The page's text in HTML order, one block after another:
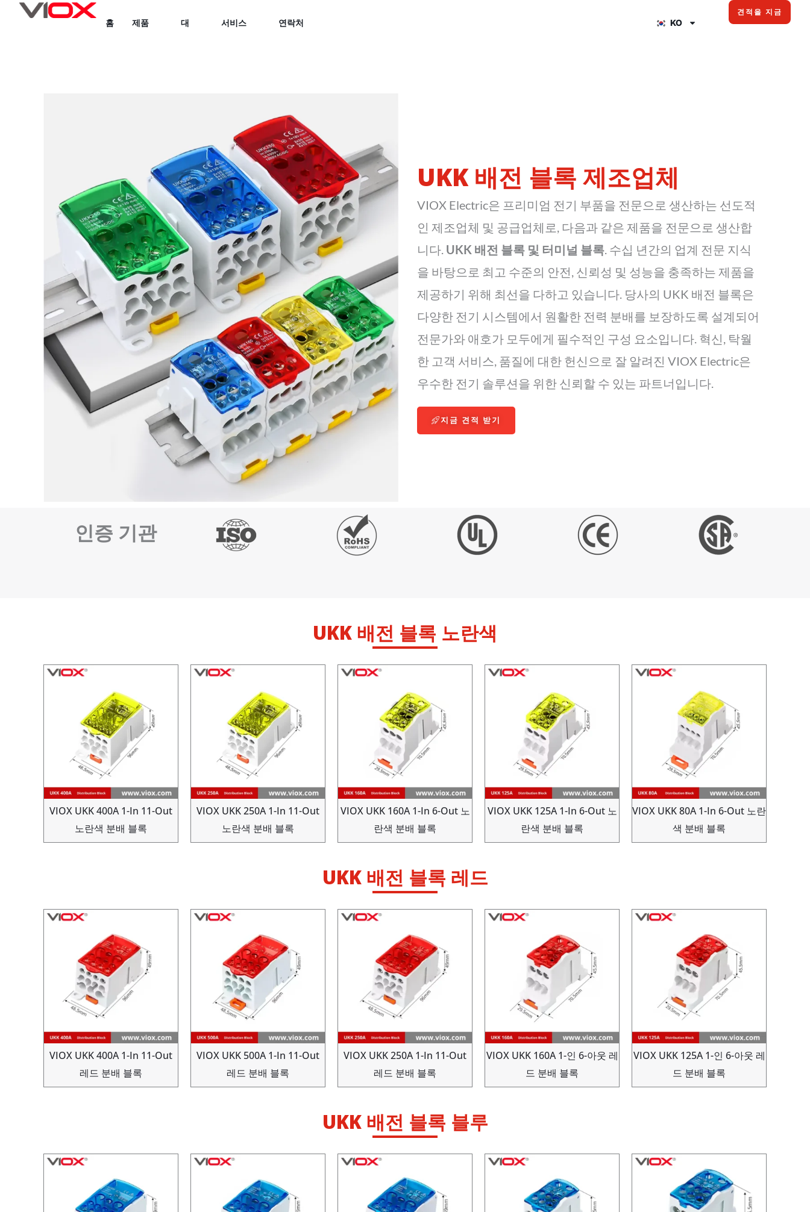
홈 제품 대 서비스 연락처 KO
견적을 지금
UKK 배전 블록 제조업체
VIOX Electric은 프리미엄 전기 부품을 전문으로 생산하는 선도적
인 제조업체 및 공급업체로, 다음과 같은 제품을 전문으로 생산합
니다. UKK 배전 블록 및 터미널 블록. 수십 년간의 업계 전문 지식
을 바탕으로 최고 수준의 안전, 신뢰성 및 성능을 충족하는 제품을
제공하기 위해 최선을 다하고 있습니다. 당사의 UKK 배전 블록은
다양한 전기 시스템에서 원활한 전력 분배를 보장하도록 설계되어
전문가와 애호가 모두에게 필수적인 구성 요소입니다. 혁신, 탁월
한 고객 서비스, 품질에 대한 헌신으로 잘 알려진 VIOX Electric은
우수한 전기 솔루션을 위한 신뢰할 수 있는 파트너입니다.
지금 견적 받기
인증 기관
UKK 배전 블록 노란색
VIOX UKK 400A 1-In 11-Out
노란색 분배 블록
VIOX UKK 250A 1-In 11-Out
노란색 분배 블록
VIOX UKK 160A 1-In 6-Out 노
란색 분배 블록
VIOX UKK 125A 1-In 6-Out 노
란색 분배 블록
VIOX UKK 80A 1-In 6-Out 노란
색 분배 블록
UKK 배전 블록 레드
VIOX UKK 400A 1-In 11-Out
레드 분배 블록
VIOX UKK 500A 1-In 11-Out
레드 분배 블록
VIOX UKK 250A 1-In 11-Out
레드 분배 블록
VIOX UKK 160A 1-인 6-아웃 레
드 분배 블록
VIOX UKK 125A 1-인 6-아웃 레
드 분배 블록
UKK 배전 블록 블루